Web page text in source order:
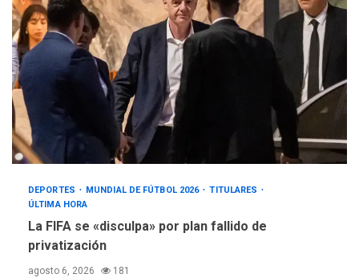
DEPORTES MUNDIAL DE FÚTBOL 2026
TITULARES
ÚLTIMA HORA
La FIFA se «disculpa» por plan fallido de
privatización
agosto 6, 2026 181